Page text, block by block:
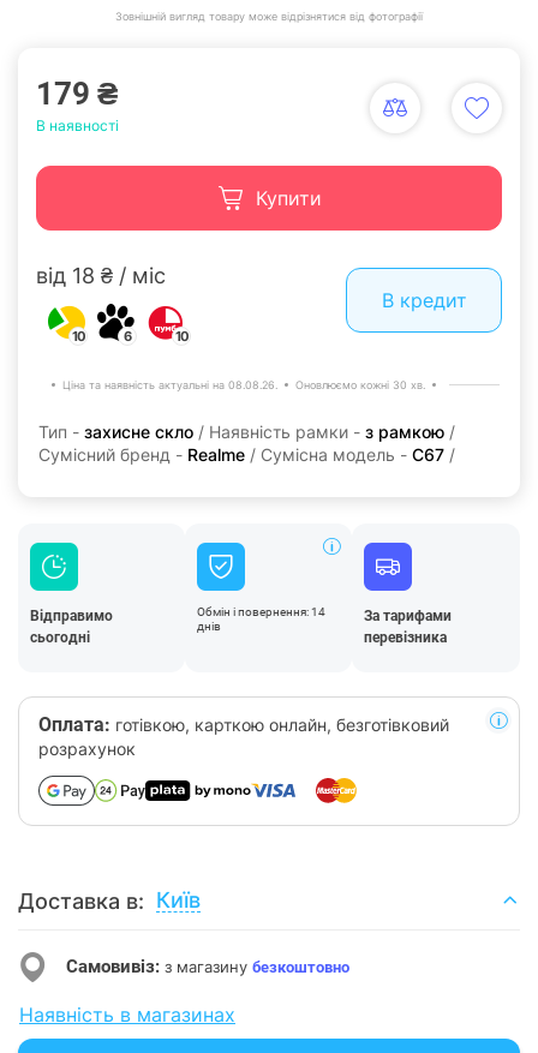
Зовнішній вигляд товару може відрізнятися від фотографії
179 ₴
В наявності
Купити
від 18 ₴ / міс
10 6 10
В кредит
Ціна та наявність актуальні на 08.08.26. Оновлюємо кожні 30 хв.
Тип - захисне скло / Наявність рамки - з рамкою /
Сумісний бренд - Realme / Сумісна модель - C67 /
Відправимо
сьогодні
Обмін і повернення: 14
днів
За тарифами
перевізника
Оплата: готівкою, карткою онлайн, безготівковий
розрахунок
Доставка в: Київ
Самовивіз: з магазину безкоштовно
Наявність в магазинах